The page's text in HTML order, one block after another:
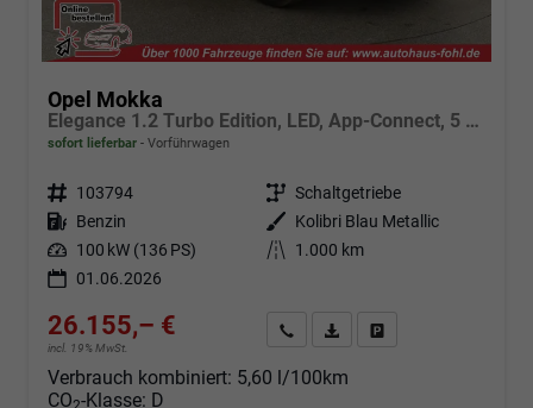
Opel Mokka
Elegance 1.2 Turbo Edition, LED, App-Connect, 5 J.-Garantie
sofort lieferbar Vorführwagen
Fahrzeugnr. 103794 Getriebe Schaltgetriebe
Kraftstoff Benzin Außenfarbe
Kolibri Blau Metallic
Leistung 100 kW (136 PS) Kilometerstand
1.000 km
01.06.2026
26.155,– €
incl. 19% MwSt.
Angebot anfordern
Fahrzeugexpose (PDF)
Verbrauch kombiniert: 5,60 l/100km
CO -Klasse: D